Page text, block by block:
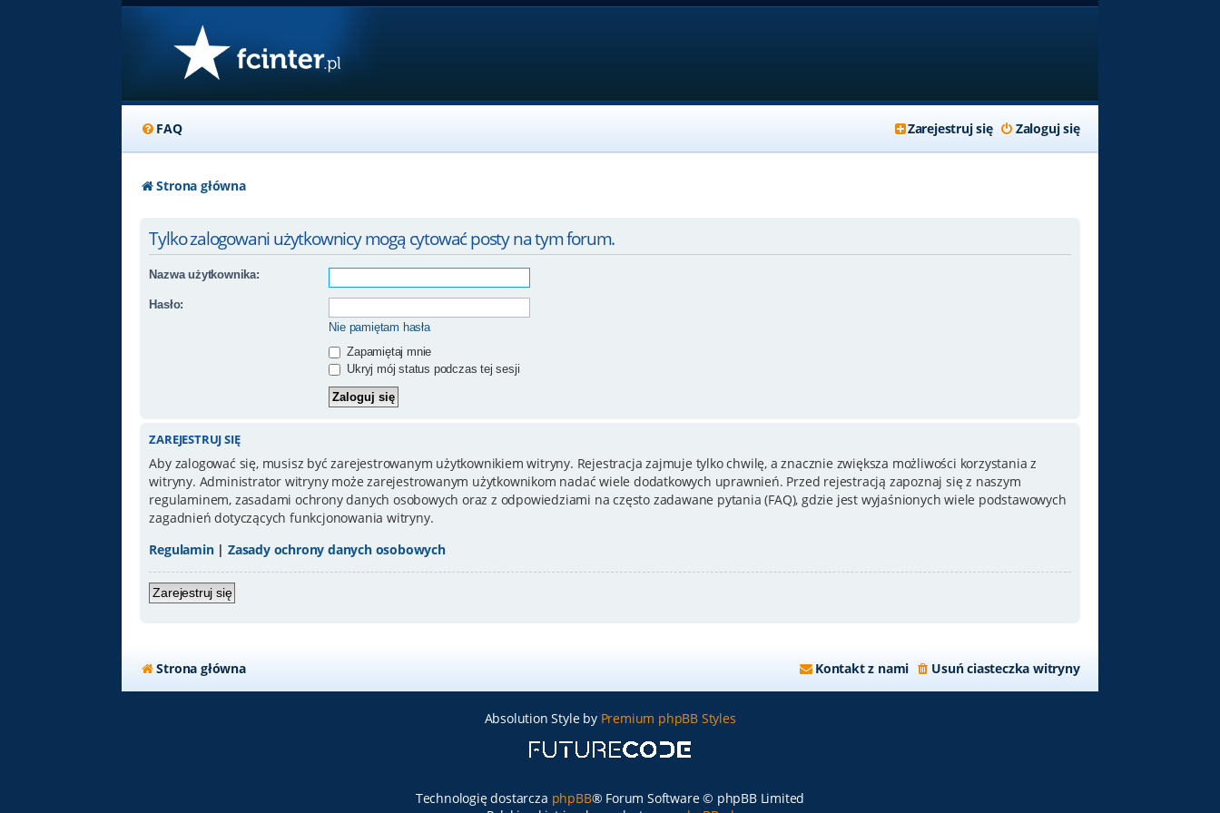
FAQ Zaloguj się
Zarejestruj się
Strona główna
Tylko zalogowani użytkownicy mogą cytować posty na tym forum.
Nazwa użytkownika:
Hasło:
Nie pamiętam hasła
Zapamiętaj mnie
Ukryj mój status podczas tej sesji
ZAREJESTRUJ SIĘ
Aby zalogować się, musisz być zarejestrowanym użytkownikiem witryny. Rejestracja zajmuje tylko chwilę, a znacznie zwiększa możliwości korzystania z
witryny. Administrator witryny może zarejestrowanym użytkownikom nadać wiele dodatkowych uprawnień. Przed rejestracją zapoznaj się z naszym
regulaminem, zasadami ochrony danych osobowych oraz z odpowiedziami na często zadawane pytania (FAQ), gdzie jest wyjaśnionych wiele podstawowych
zagadnień dotyczących funkcjonowania witryny.
Regulamin|Zasady ochrony danych osobowych
Zarejestruj się
Strona główna Usuń ciasteczka witryny
Kontakt z nami
Absolution Style by Premium phpBB Styles
Technologię dostarcza phpBB® Forum Software © phpBB Limited